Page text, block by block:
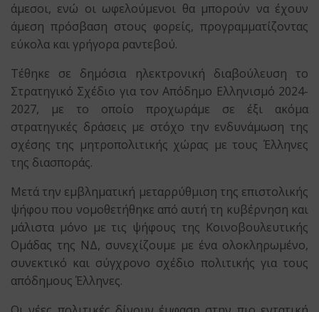
άμεσοι, ενώ οι ωφελούμενοι θα μπορούν να έχουν
άμεση πρόσβαση στους φορείς, προγραμματίζοντας
εύκολα και γρήγορα ραντεβού.
Τέθηκε σε δημόσια ηλεκτρονική διαβούλευση το
Στρατηγικό Σχέδιο για τον Απόδημο Ελληνισμό 2024-
2027, με το οποίο προχωράμε σε έξι ακόμα
στρατηγικές δράσεις με στόχο την ενδυνάμωση της
σχέσης της μητροπολιτικής χώρας με τους Έλληνες
της διασποράς.
Μετά την εμβληματική μεταρρύθμιση της επιστολικής
ψήφου που νομοθετήθηκε από αυτή τη κυβέρνηση και
μάλιστα μόνο με τις ψήφους της Κοινοβουλευτικής
Ομάδας της ΝΔ, συνεχίζουμε με ένα ολοκληρωμένο,
συνεκτικό και σύγχρονο σχέδιο πολιτικής για τους
απόδημους Έλληνες.